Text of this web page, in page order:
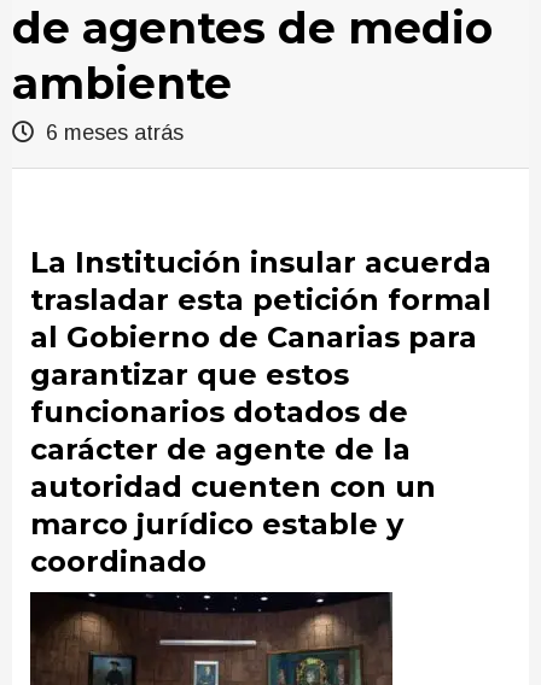
de agentes de medio
ambiente
6 meses atrás
La Institución insular acuerda
trasladar esta petición formal
al Gobierno de Canarias para
garantizar que estos
funcionarios dotados de
carácter de agente de la
autoridad cuenten con un
marco jurídico estable y
coordinado